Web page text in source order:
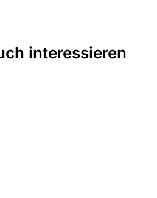
interessieren